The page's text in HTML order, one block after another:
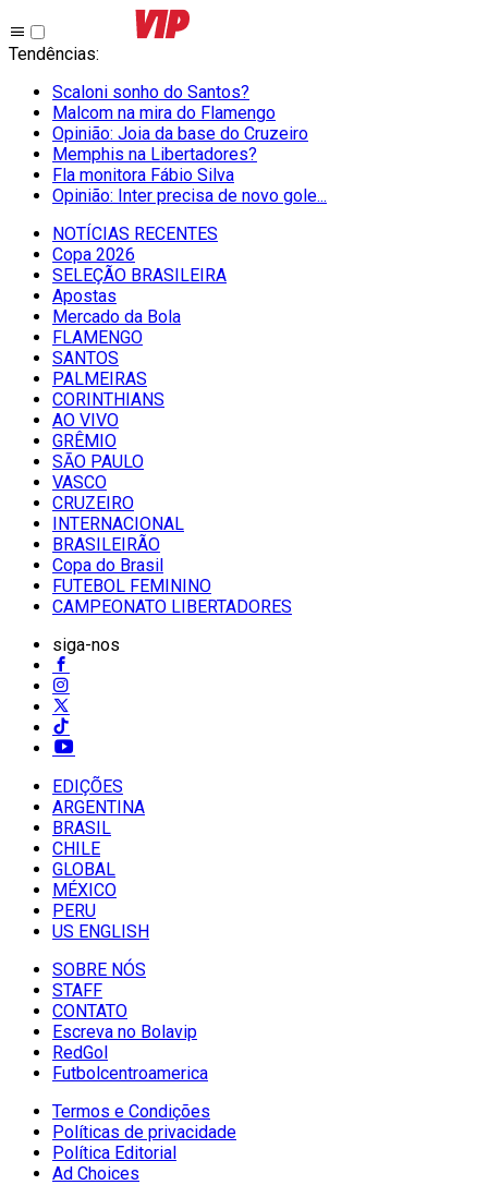
Tendências:
Scaloni sonho do Santos?
Malcom na mira do Flamengo
Opinião: Joia da base do Cruzeiro
Memphis na Libertadores?
Fla monitora Fábio Silva
Opinião: Inter precisa de novo gole...
NOTÍCIAS RECENTES
Copa 2026
SELEÇÃO BRASILEIRA
Apostas
Mercado da Bola
FLAMENGO
SANTOS
PALMEIRAS
CORINTHIANS
AO VIVO
GRÊMIO
SĀO PAULO
VASCO
CRUZEIRO
INTERNACIONAL
BRASILEIRÃO
Copa do Brasil
FUTEBOL FEMININO
CAMPEONATO LIBERTADORES
siga-nos
EDIÇÕES
ARGENTINA
BRASIL
CHILE
GLOBAL
MÉXICO
PERU
US ENGLISH
SOBRE NÓS
STAFF
CONTATO
Escreva no Bolavip
RedGol
Futbolcentroamerica
Termos e Condições
Políticas de privacidade
Política Editorial
Ad Choices